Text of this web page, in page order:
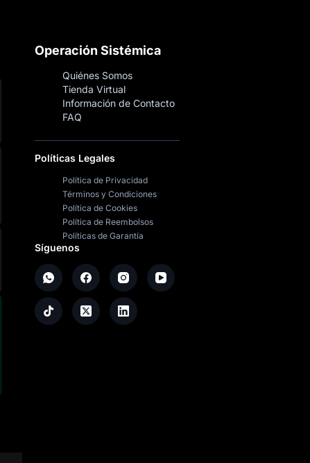
Operación Sistémica
Quiénes Somos
Tienda Virtual
Información de Contacto
FAQ
Políticas Legales
Política de Privacidad
Términos y Condiciones
Política de Cookies
Política de Reembolsos
Políticas de Garantía
Síguenos